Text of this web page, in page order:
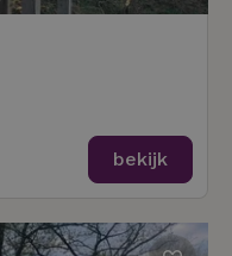
bekijk